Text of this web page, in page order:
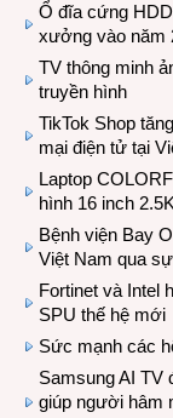
Ổ đĩa cứng
xưởng vào năm
TV thông minh
truyền hình
TikTok Shop
mại điện tử tại
Laptop
hình 16 inch 2.5K
Bệnh viện Bay
Việt Nam qua
Fortinet và Intel
SPU thế hệ mới
Sức mạnh các
Samsung AI TV
giúp người hâm